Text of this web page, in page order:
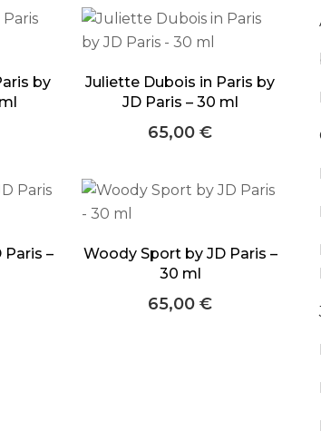
by
Juliette Dubois in Paris by
JD Paris – 30 ml
65,00€
–
Woody Sport by JD Paris –
30 ml
65,00€